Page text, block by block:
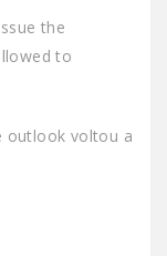
the
to
outlook voltou a